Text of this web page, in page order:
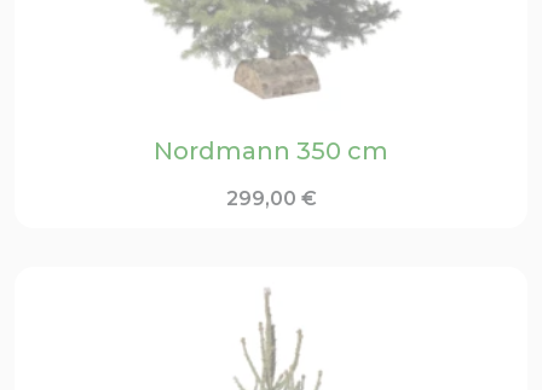
Nordmann 350 cm
299,00 €